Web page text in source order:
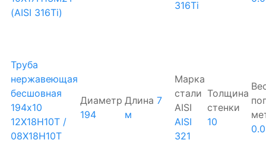
(AISI 316Ti)
316Ti
Труба
нержавеющая
бесшовная
194х10
12Х18Н10Т /
08Х18Н10Т
Диаметр
194
Длина 7
м
Марка
стали
AISI
AISI
321
Толщина
стенки
10